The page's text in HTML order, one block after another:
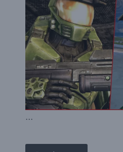
...